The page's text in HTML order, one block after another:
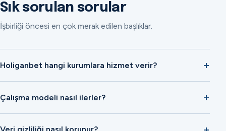
Sık sorulan sorular
İşbirliği öncesi en çok merak edilen başlıklar.
Holiganbet hangi kurumlara hizmet verir?
Çalışma modeli nasıl ilerler?